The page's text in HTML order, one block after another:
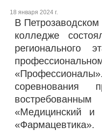
18 января 2024 г.
В
колледже
регионального
соревнования
«Медицинский и
«Фармацевтика».